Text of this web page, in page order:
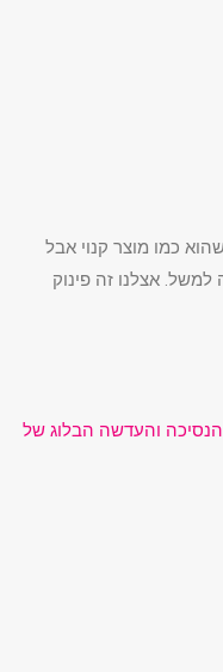
כמו מוצר קנוי אבל
אצלנו זה פינוק